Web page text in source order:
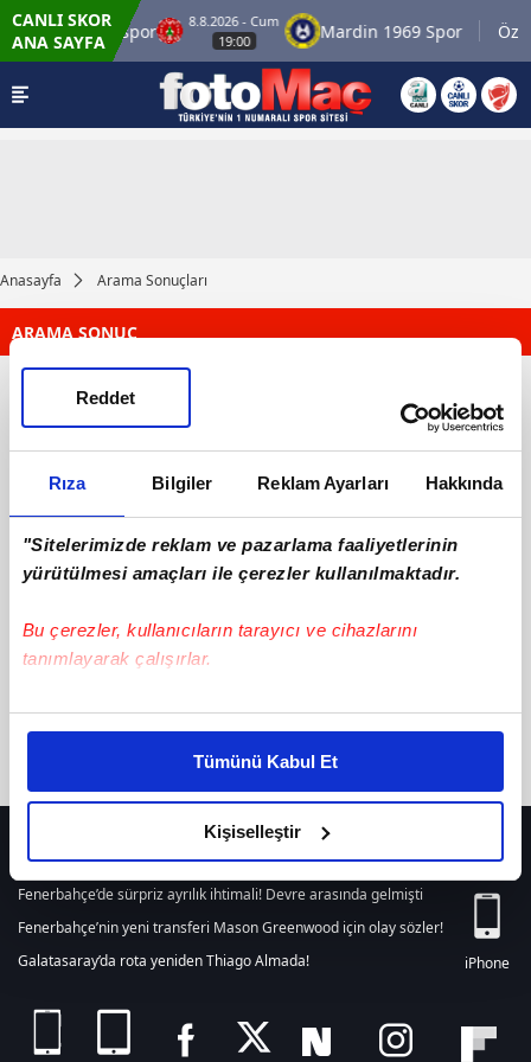
Rıza Bilgiler Reklam Ayarları Hakkında
"Sitelerimizde reklam ve pazarlama faaliyetlerinin
yürütülmesi amaçları ile çerezler kullanılmaktadır.
Bu çerezler, kullanıcıların tarayıcı ve cihazlarını
tanımlayarak çalışırlar.
Bu çerezlere izin vermeniz halinde sizlere özel
daha iyi reklam deneyimi yaşatabiliriz. Bunu yaparken
amacımızın size daha iyi bir reklam deneyimi sunmak
olduğunu ve sizlere en iyi içerikleri sunabilmek adına
elimizden gelen çabayı gösterdiğimizi ve bu noktada,
reklamların maliyetlerimizi karşılamak noktasında tek gelir
Her halükârda, kullanıcılar, bu çerezlere izin vermedikleri
gösterilmeyecektir."
Tümünü Kabul Et
Kişiselleştir
Reddet
CANLI SKOR
ANA SAYFA
Ümraniyespor
8.8.2026 - Cum
19:00
Mardin 1969 Spor
Anasayfa Arama Sonuçları
ARAMA SONUÇ
텔레@BSECRET7」 운행정지차량위치억울한일ile ilgili içerik
bulunamamıştır. Arama alanından yeni bir arama
listelemek içintıklayınız.
HER YERDE!
Fenerbahçe’de sürpriz ayrılık ihtimali! Devre arasında gelmişti
Fenerbahçe’nin yeni transferi Mason Greenwood için olay sözler!
Galatasaray’da rota yeniden Thiago Almada!
iPhone